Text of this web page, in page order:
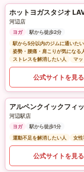
ホットヨガスタジオ
河辺店
ヨガ
駅から徒歩2分
駅から5分以内のジムに通いた
姿勢・腰痛・肩こりが気になる
ストレスを解消したい人
マッ
公式サイトを見る
アルペンクイックフィ
河辺駅店
ヨガ
駅から徒歩1分
運動不足を解消したい人
女性
公式サイトを見る